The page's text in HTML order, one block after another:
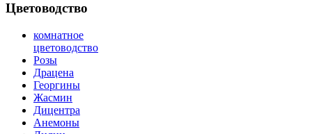
Цветоводство
комнатное
цветоводство
Розы
Драцена
Георгины
Жасмин
Дицентра
Анемоны